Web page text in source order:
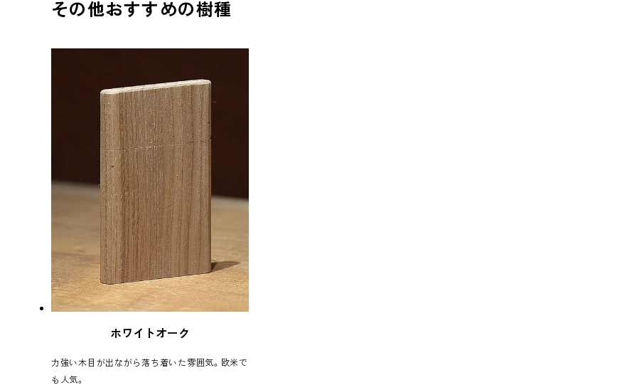
その他おすすめの樹種
ホワイトオーク
力強い木目が出ながら落ち着いた雰囲気。欧米で
も人気。